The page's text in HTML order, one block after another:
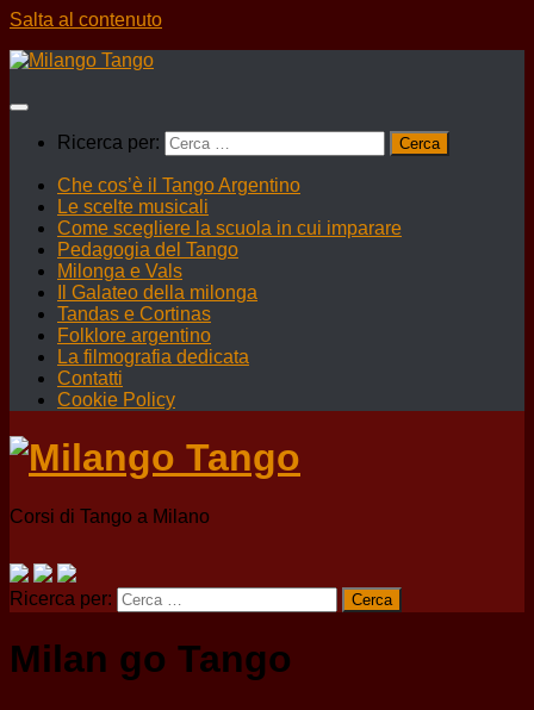
Salta al contenuto
Ricerca per:
Che cos’è il Tango Argentino
Le scelte musicali
Come scegliere la scuola in cui imparare
Pedagogia del Tango
Milonga e Vals
Il Galateo della milonga
Tandas e Cortinas
Folklore argentino
La filmografia dedicata
Contatti
Cookie Policy
Corsi di Tango a Milano
Ricerca per:
Milan go Tango